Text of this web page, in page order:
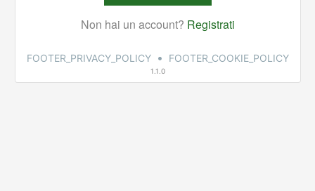
FOOTER_PRIVACY_POLICY • FOOTER_COOKIE_POLICY
1.1.0